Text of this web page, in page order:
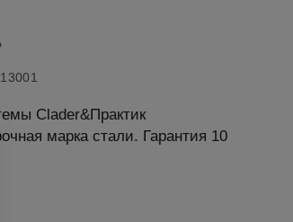
Clader&Практик
марка стали. Гарантия 10